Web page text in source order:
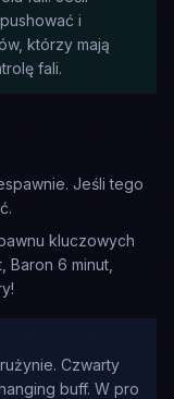
i
którzy mają
fali.
Jeśli tego
kluczowych
Baron 6 minut,
Czwarty
buff. W pro